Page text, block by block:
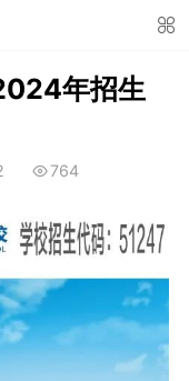
年招生
764